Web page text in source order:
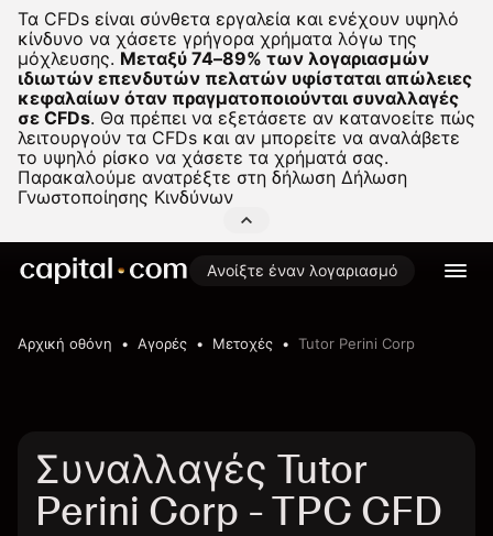
Τα CFDs είναι σύνθετα εργαλεία και ενέχουν υψηλό
κίνδυνο να χάσετε γρήγορα χρήματα λόγω της
μόχλευσης. Μεταξύ 74–89% των λογαριασμών
ιδιωτών επενδυτών πελατών υφίσταται απώλειες
κεφαλαίων όταν πραγματοποιούνται συναλλαγές
σε CFDs. Θα πρέπει να εξετάσετε αν κατανοείτε πώς
λειτουργούν τα CFDs και αν μπορείτε να αναλάβετε
το υψηλό ρίσκο να χάσετε τα χρήματά σας.
Παρακαλούμε ανατρέξτε στη δήλωση Δήλωση
Γνωστοποίησης Κινδύνων
Ανοίξτε έναν λογαριασμό
Αρχική οθόνη Αγορές Μετοχές Tutor Perini Corp
Συναλλαγές Tutor
Perini Corp - TPC CFD